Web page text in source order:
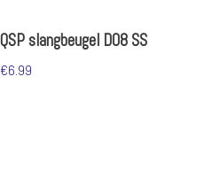
QSP slangbeugel D08 SS
€6.99